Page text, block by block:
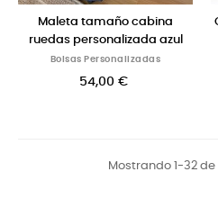
Maleta tamaño cabina
ruedas personalizada azul
Bolsas Personalizadas
54,00 €
Mostrando 1-32